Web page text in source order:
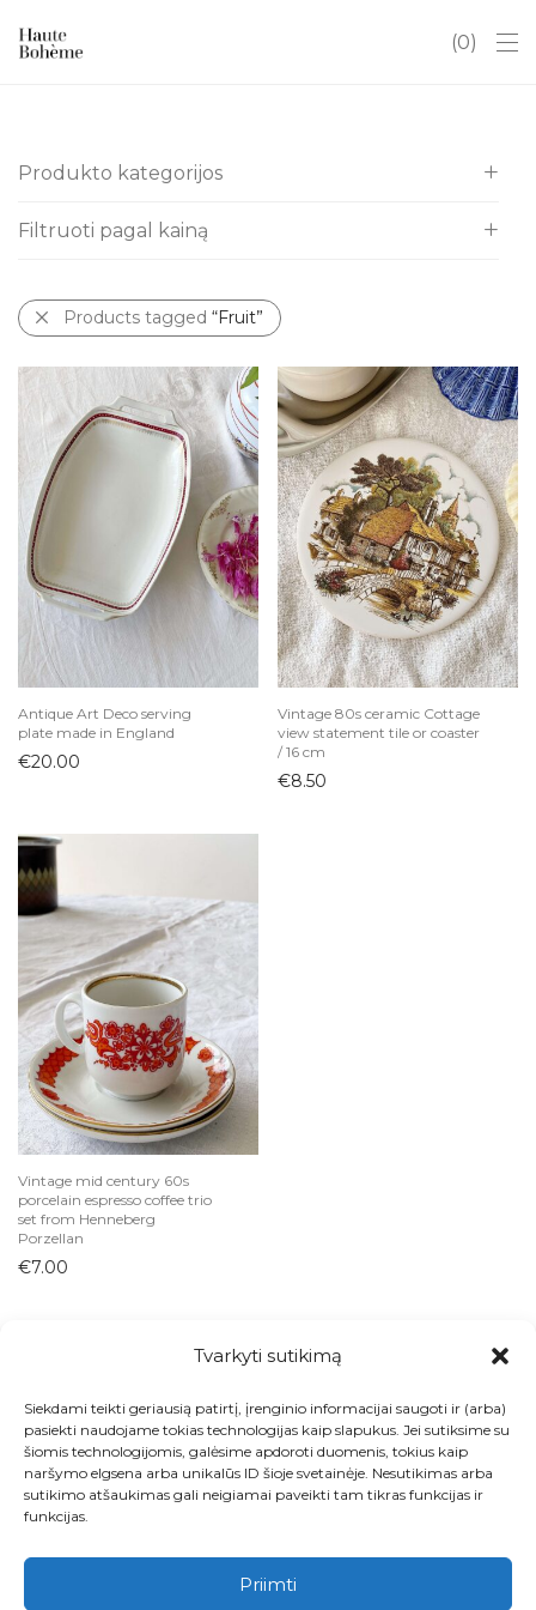
Tvarkyti sutikimą
Siekdami teikti geriausią patirtį, įrenginio informacijai saugoti ir (arba)
pasiekti naudojame tokias technologijas kaip slapukus. Jei sutiksime su
šiomis technologijomis, galėsime apdoroti duomenis, tokius kaip
naršymo elgsena arba unikalūs ID šioje svetainėje. Nesutikimas arba
sutikimo atšaukimas gali neigiamai paveikti tam tikras funkcijas ir
funkcijas.
Priimti
0
Produkto kategorijos
Visos
Kalėdos
Art Deco
Baldai
Chinoserie
Dovanų kuponai
Hobiams
Indai
Arbatinukai
Ąsočiai
Biriems produktams
Cukrinės
Desertinės lėkštutės
Kavai ir arbatai
Kepimo indai
Ledainės ir desertinės
Lėkštės
Padažinės
Padėklai
Padėkliukai
Pieninukės
Puodai ir keptuvės
Puodeliai
Sriubinės
Stalo įrankiai
Paveikslai ir printai
Rėmeliai
Sienų dekoras
Filtruoti pagal kainą
All
€0-€10
€10-€20
20 -€ 30
Products tagged “Fruit”
Antique Art Deco serving
plate made in England
€20.00
Vintage 80s ceramic Cottage
view statement tile or coaster
/ 16 cm
€8.50
Vintage mid century 60s
porcelain espresso coffee trio
set from Henneberg
Porzellan
€7.00
Visos prekės
Kontaktai
Apie
Paskyra